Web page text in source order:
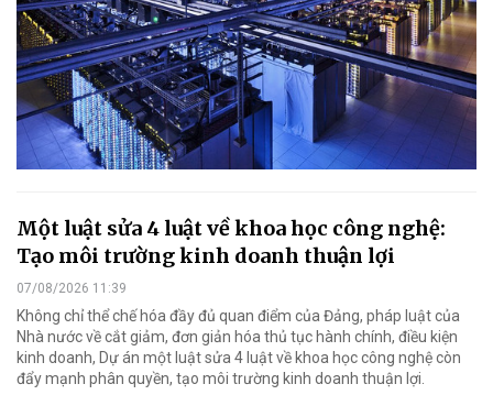
Một luật sửa 4 luật về khoa học công nghệ:
Tạo môi trường kinh doanh thuận lợi
07/08/2026 11:39
Không chỉ thể chế hóa đầy đủ quan điểm của Đảng, pháp luật của
Nhà nước về cắt giảm, đơn giản hóa thủ tục hành chính, điều kiện
kinh doanh, Dự án một luật sửa 4 luật về khoa học công nghệ còn
đẩy mạnh phân quyền, tạo môi trường kinh doanh thuận lợi.